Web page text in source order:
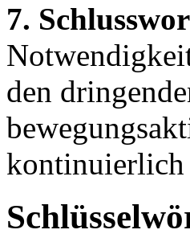
7.
den
kontinuierlich